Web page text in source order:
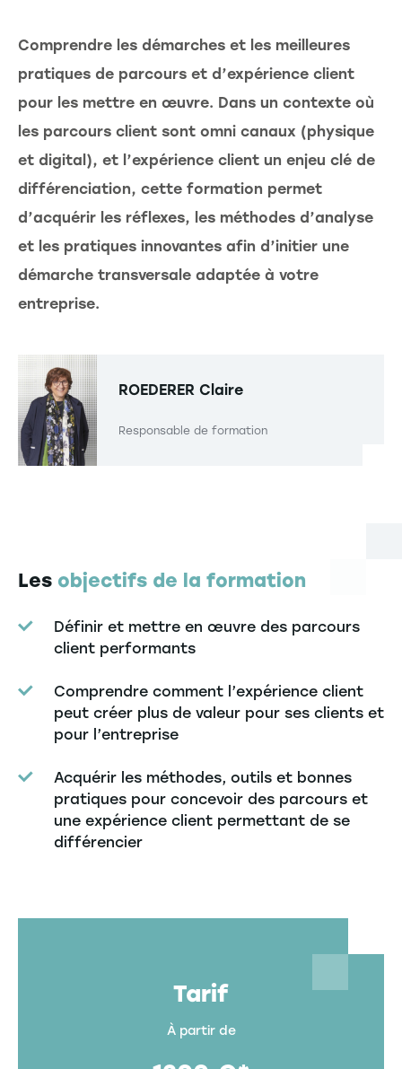
Comprendre les démarches et les meilleures
pratiques de parcours et d’expérience client
pour les mettre en œuvre. Dans un contexte où
les parcours client sont omni canaux (physique
et digital), et l’expérience client un enjeu clé de
différenciation, cette formation permet
d’acquérir les réflexes, les méthodes d’analyse
et les pratiques innovantes afin d’initier une
démarche transversale adaptée à votre
entreprise.
ROEDERER Claire
Responsable de formation
Les objectifs de la formation
Définir et mettre en œuvre des parcours
client performants
Comprendre comment l’expérience client
peut créer plus de valeur pour ses clients et
pour l’entreprise
Acquérir les méthodes, outils et bonnes
pratiques pour concevoir des parcours et
une expérience client permettant de se
différencier
Tarif
À partir de